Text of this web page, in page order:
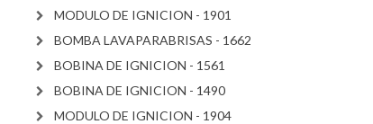
MODULO DE IGNICION - 1901
BOMBA LAVAPARABRISAS - 1662
BOBINA DE IGNICION - 1561
BOBINA DE IGNICION - 1490
MODULO DE IGNICION - 1904